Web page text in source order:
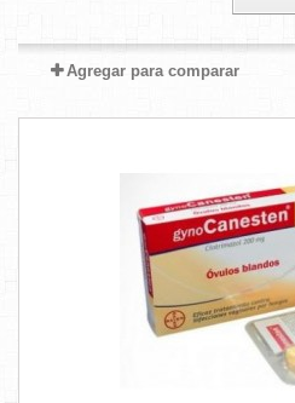
Agregar para comparar